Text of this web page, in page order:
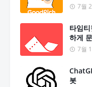
7월
타임
하게
7월
봇